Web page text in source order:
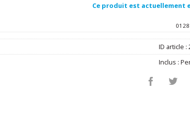
Ce produit est actuellement
ID article :
Inclus :